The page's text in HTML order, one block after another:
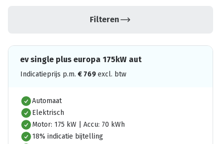
Filteren
ev single plus europa 175kW aut
Indicatieprijs p.m. € 769 excl. btw
Automaat
Elektrisch
Motor: 175 kW | Accu: 70 kWh
18% indicatie bijtelling